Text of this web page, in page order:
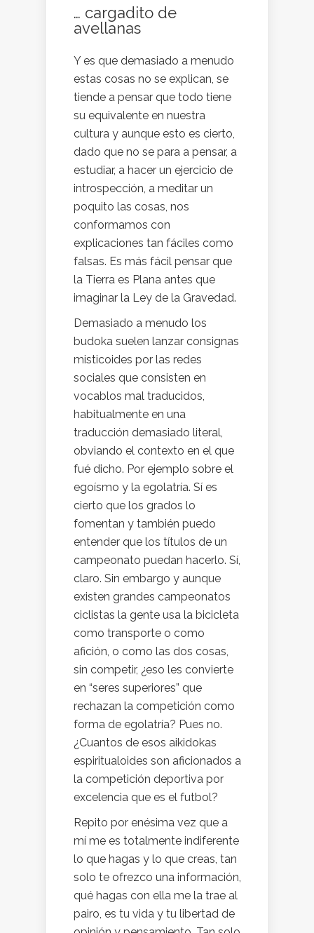
… cargadito de
avellanas
Y es que demasiado a menudo
estas cosas no se explican, se
tiende a pensar que todo tiene
su equivalente en nuestra
cultura y aunque esto es cierto,
dado que no se para a pensar, a
estudiar, a hacer un ejercicio de
introspección, a meditar un
poquito las cosas, nos
conformamos con
explicaciones tan fáciles como
falsas. Es más fácil pensar que
la Tierra es Plana antes que
imaginar la Ley de la Gravedad.
Demasiado a menudo los
budoka suelen lanzar consignas
misticoides por las redes
sociales que consisten en
vocablos mal traducidos,
habitualmente en una
traducción demasiado literal,
obviando el contexto en el que
fué dicho. Por ejemplo sobre el
egoísmo y la egolatría. Sí es
cierto que los grados lo
fomentan y también puedo
entender que los títulos de un
campeonato puedan hacerlo. Sí,
claro. Sin embargo y aunque
existen grandes campeonatos
ciclistas la gente usa la bicicleta
como transporte o como
afición, o como las dos cosas,
sin competir, ¿eso les convierte
en “seres superiores” que
rechazan la competición como
forma de egolatría? Pues no.
¿Cuantos de esos aikidokas
espiritualoides son aficionados a
la competición deportiva por
excelencia que es el futbol?
Repito por enésima vez que a
mí me es totalmente indiferente
lo que hagas y lo que creas, tan
solo te ofrezco una información,
qué hagas con ella me la trae al
pairo, es tu vida y tu libertad de